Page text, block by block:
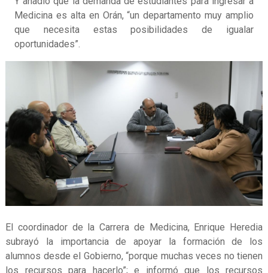
Medicina es alta en Orán, “un departamento muy amplio
que necesita estas posibilidades de igualar
oportunidades”.
El coordinador de la Carrera de Medicina, Enrique Heredia
subrayó la importancia de apoyar la formación de los
alumnos desde el Gobierno, “porque muchas veces no tienen
los recursos para hacerlo”; e informó que los recursos